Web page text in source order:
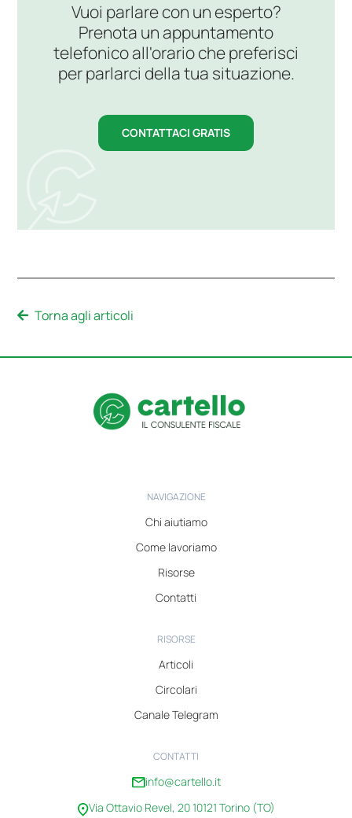
Vuoi parlare con un esperto?
Prenota un appuntamento
telefonico all'orario che preferisci
per parlarci della tua situazione.
CONTATTACI GRATIS
Torna agli articoli
NAVIGAZIONE
Chi aiutiamo
Come lavoriamo
Risorse
Contatti
RISORSE
Articoli
Circolari
Canale Telegram
CONTATTI
info@cartello.it
Via Ottavio Revel, 20 10121 Torino (TO)